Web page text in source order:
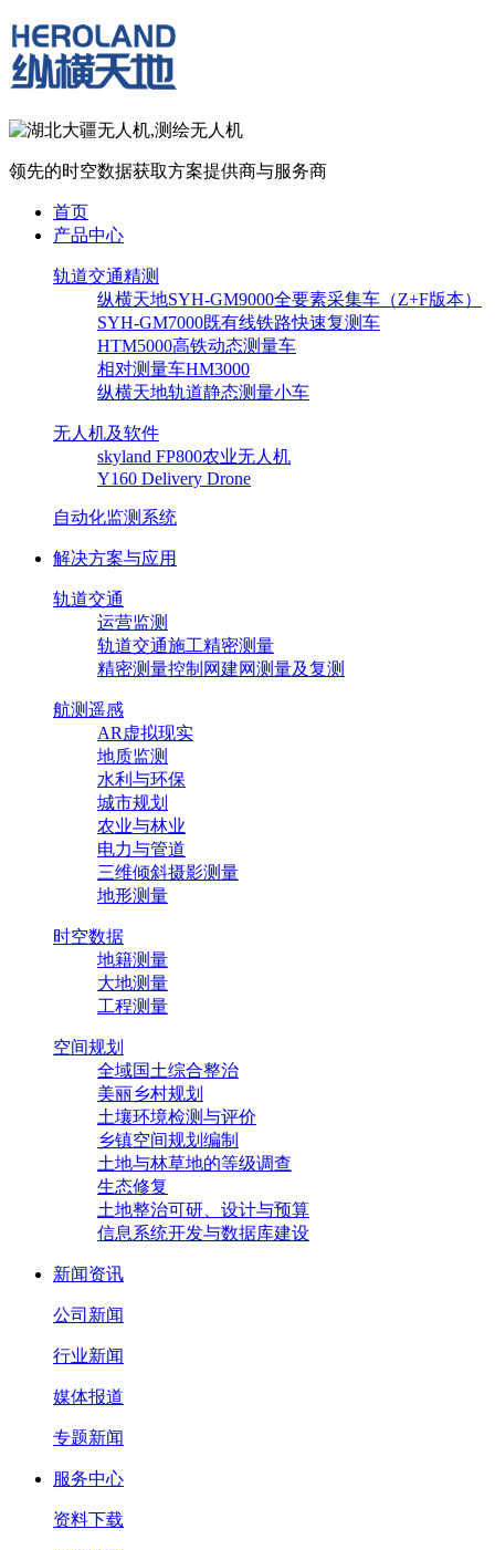
领先的时空数据获取方案提供商与服务商
首页
产品中心
轨道交通精测
纵横天地SYH-GM9000全要素采集车（Z+F版本）
SYH-GM7000既有线铁路快速复测车
HTM5000高铁动态测量车
相对测量车HM3000
纵横天地轨道静态测量小车
无人机及软件
skyland FP800农业无人机
Y160 Delivery Drone
自动化监测系统
解决方案与应用
轨道交通
运营监测
轨道交通施工精密测量
精密测量控制网建网测量及复测
航测遥感
AR虚拟现实
地质监测
水利与环保
城市规划
农业与林业
电力与管道
三维倾斜摄影测量
地形测量
时空数据
地籍测量
大地测量
工程测量
空间规划
全域国土综合整治
美丽乡村规划
土壤环境检测与评价
乡镇空间规划编制
土地与林草地的等级调查
生态修复
土地整治可研、设计与预算
信息系统开发与数据库建设
新闻资讯
公司新闻
行业新闻
媒体报道
专题新闻
服务中心
资料下载